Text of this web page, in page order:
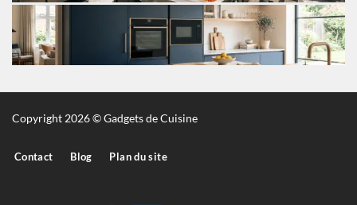
Copyright 2026 © Gadgets de Cuisine
Contact Blog Plan du site